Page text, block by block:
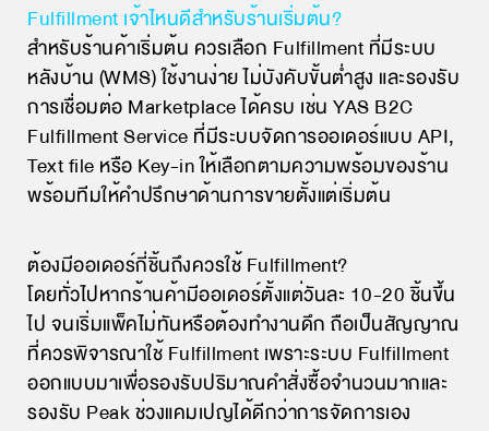
Fulfillment เจ้าไหนดีสำหรับร้านเริ่มต้น?
สำหรับร้านค้าเริ่มต้น ควรเลือก Fulfillment ที่มีระบบ
หลังบ้าน (WMS) ใช้งานง่าย ไม่บังคับขั้นต่ำสูง และรองรับ
การเชื่อมต่อ Marketplace ได้ครบ เช่น YAS B2C
Fulfillment Service ที่มีระบบจัดการออเดอร์แบบ API,
Text file หรือ Key-in ให้เลือกตามความพร้อมของร้าน
พร้อมทีมให้คำปรึกษาด้านการขายตั้งแต่เริ่มต้น
ต้องมีออเดอร์กี่ชิ้นถึงควรใช้ Fulfillment?
โดยทั่วไปหากร้านค้ามีออเดอร์ตั้งแต่วันละ 10-20 ชิ้นขึ้น
ไป จนเริ่มแพ็คไม่ทันหรือต้องทำงานดึก ถือเป็นสัญญาณ
ที่ควรพิจารณาใช้ Fulfillment เพราะระบบ Fulfillment
ออกแบบมาเพื่อรองรับปริมาณคำสั่งซื้อจำนวนมากและ
รองรับ Peak ช่วงแคมเปญได้ดีกว่าการจัดการเอง